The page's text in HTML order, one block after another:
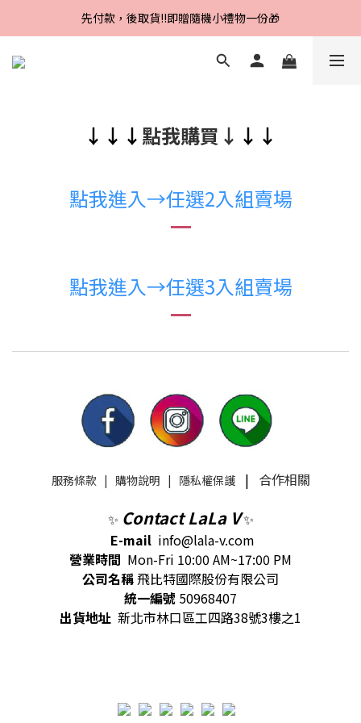
Line好友招募中，首購、回購皆贈100元
先付款，後取貨‼️即贈隨機小禮物一份🎁
Line好友招募中，首購、回購皆贈100元
↓↓↓ 點我購買↓ ↓↓
點我進入→任選2入組賣場
點我進入→任選3入組賣場
服務條款| 購物說明 | 隱私權保護| 合作相關
✨ Contact LaLa V✨
E-mail info@lala-v.com
營業時間 Mon-Fri 10:00 AM~17:00 PM
公司名稱飛比特國際股份有限公司
統一編號 50968407
出貨地址 新北市林口區工四路38號3樓之1